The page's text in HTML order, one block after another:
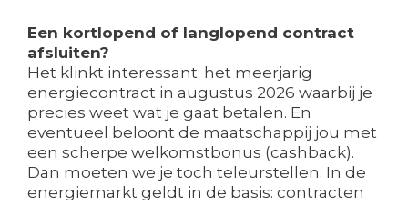
Een kortlopend of langlopend contract
afsluiten?
Het klinkt interessant: het meerjarig
energiecontract in augustus 2026 waarbij je
precies weet wat je gaat betalen. En
eventueel beloont de maatschappij jou met
een scherpe welkomstbonus (cashback).
Dan moeten we je toch teleurstellen. In de
energiemarkt geldt in de basis: contracten